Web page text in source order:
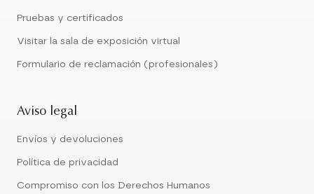
Pruebas y certificados
Visitar la sala de exposición virtual
Formulario de reclamación (profesionales)
Aviso legal
Envíos y devoluciones
Política de privacidad
Compromiso con los Derechos Humanos